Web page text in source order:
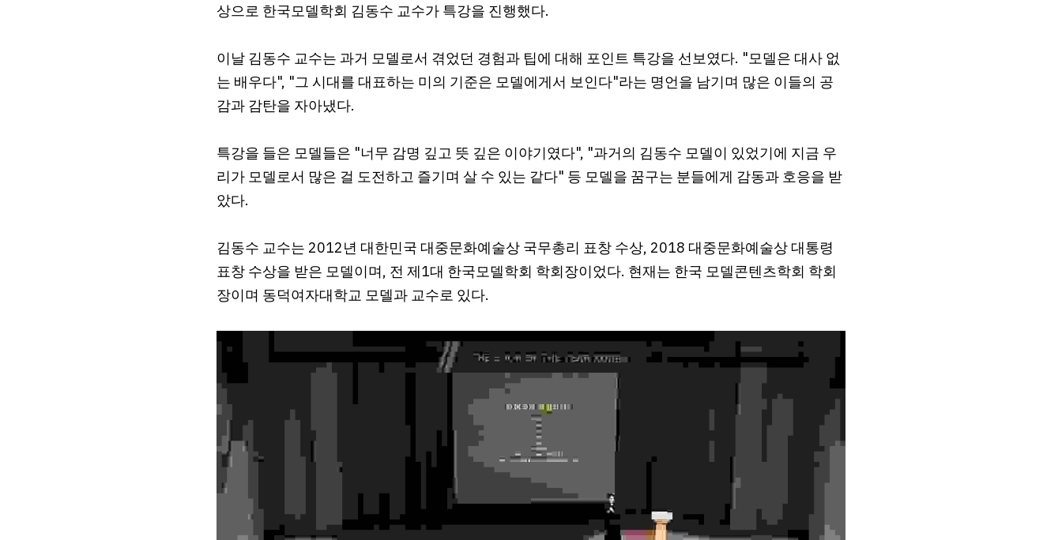
상으로 한국모델학회 김동수 교수가 특강을 진행했다.
이날 김동수 교수는 과거 모델로서 겪었던 경험과 팁에 대해 포인트 특강을 선보였다. "모델은 대사 없
는 배우다", "그 시대를 대표하는 미의 기준은 모델에게서 보인다"라는 명언을 남기며 많은 이들의 공
감과 감탄을 자아냈다.
특강을 들은 모델들은 "너무 감명 깊고 뜻 깊은 이야기였다", "과거의 김동수 모델이 있었기에 지금 우
리가 모델로서 많은 걸 도전하고 즐기며 살 수 있는 같다" 등 모델을 꿈구는 분들에게 감동과 호응을 받
았다.
김동수 교수는 2012년 대한민국 대중문화예술상 국무총리 표창 수상, 2018 대중문화예술상 대통령
표창 수상을 받은 모델이며, 전 제1대 한국모델학회 학회장이었다. 현재는 한국 모델콘텐츠학회 학회
장이며 동덕여자대학교 모델과 교수로 있다.